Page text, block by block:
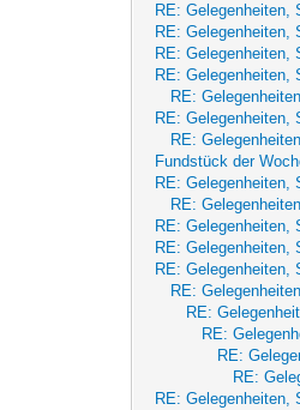
RE: Gelegenheiten,
RE: Gelegenheiten,
RE: Gelegenheiten,
RE: Gelegenheiten,
RE:
RE: Gelegenheiten,
RE:
Fundstück der
RE: Gelegenheiten,
RE:
RE: Gelegenheiten,
RE: Gelegenheiten,
RE: Gelegenheiten,
RE:
RE:
RE:
RE:
RE:
RE: Gelegenheiten,